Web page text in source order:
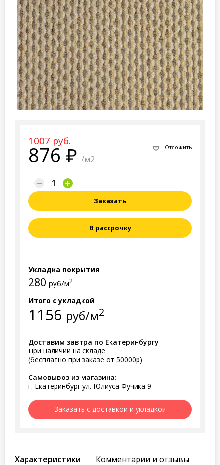
1007 руб.
876 /м2
Отложить
Заказать
В рассрочку
Укладка покрытия
280 руб/м2
Итого с укладкой
1156 руб/м2
Доставим завтра по Екатеринбургу
При наличии на складе
(бесплатно при заказе от 50000р)
Самовывоз из магазина:
г. Екатеринбург ул. Юлиуса Фучика 9
Заказать с доставкой и укладкой
Характеристики Комментарии и отзывы